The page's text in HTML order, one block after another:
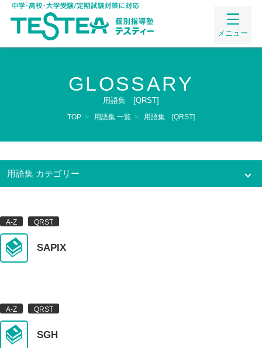
メニュー
GLOSSARY
用語集 [QRST]
TOP > 用語集 一覧 > 用語集 [QRST]
用語集 カテゴリー
わ行(1)
か行(37)
A-Z QRST
SAPIX
A-Z QRST
SGH